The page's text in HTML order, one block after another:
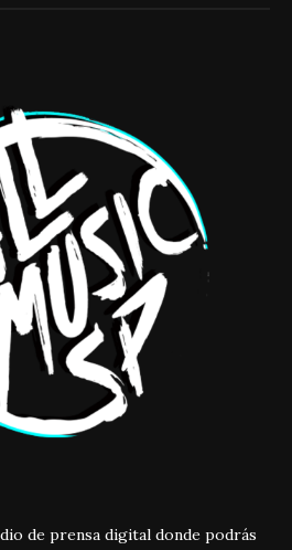
de prensa digital donde podrás